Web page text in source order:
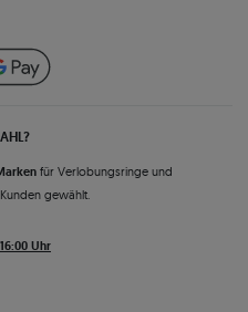
für Verlobungsringe und
gewählt.
Uhr